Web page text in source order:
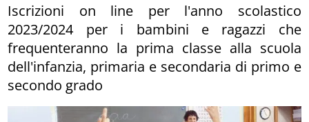
Iscrizioni on line per l'anno scolastico
2023/2024 per i bambini e ragazzi che
frequenteranno la prima classe alla scuola
dell'infanzia, primaria e secondaria di primo e
secondo grado